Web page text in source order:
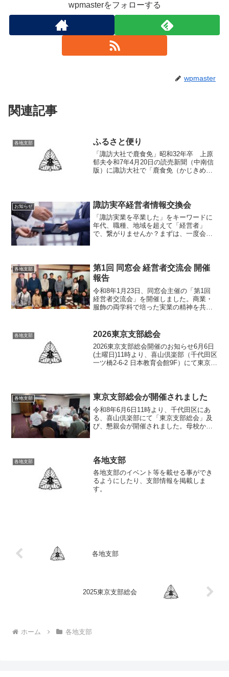
wpmasterをフォローする
wpmaster
関連記事
各地支部 ふるさと便り
「諏訪大社で鹿食免」昭和32年卒 上原
郁夫令和7年4月20日の読売新聞（中南信
版）に諏訪大社で「鹿食免（かじきめ
たか興味があったので...
お知らせ 諏訪実卒経営者情報交換会
「諏訪実業を卒業した」をキーワードに
年代、職種、地域を超えて「経営者」
で、繋がりませんか？まずは、一度会っ
諏訪駅近く)持ち物：名刺２...
各地支部
​第1回 同窓会 経営者交流会 開催
報告
​令和8年1月23日、同窓会主催の「第1回
経営者交流会」を開催しました。商業・
服飾の両学科で培った実業の精神を共有
設、製造、印刷、飲食、美容、情報、中
古車販売、そし...
各地支部 2026東京支部総会
2026東京支部総会開催のお知らせ6月6日
(土曜日)11時より、喜山倶楽部（千代田区
一ツ橋2-6-2 日本教育会館9F）にて東京支
ご...
各地支部 東京支部総会が開催されました
令和8年6月6日11時より、千代田区にあ
る、喜山倶楽部にて「東京支部総会」及
び、懇親会が開催されました。母校から
らは28名の参加で...
各地支部 各地支部
各地支部のイベント等を載せる事ができ
るようにしたり、支部情報を掲載しま
す。
各地支部
2025東京支部総会
ホーム 各地支部